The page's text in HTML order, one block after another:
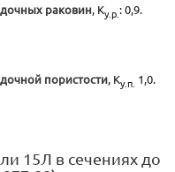
раковин, Ку.р.: 0,9.
пористости, Ку.п. 1,0.
15Л в сечениях до